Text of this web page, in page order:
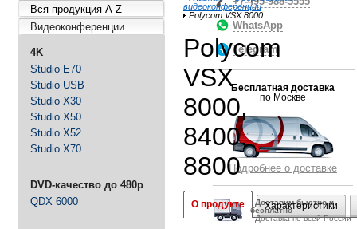
Вся продукция A-Z
Видеоконференции
4K
Studio E70
Studio USB
Studio X30
Studio X50
Studio X52
Studio X70
DVD-качество до 480p
QDX 6000
WhatsApp
Telegram
Бесплатная доставка
по Москве
Подробнее о доставке
- Доставим быстро и
бесплатно
- Доставка по всей России
видеоконференции
Polycom VSX 8000
Polycom
VSX
8000,
8400,
8800
О продукте Характеристики